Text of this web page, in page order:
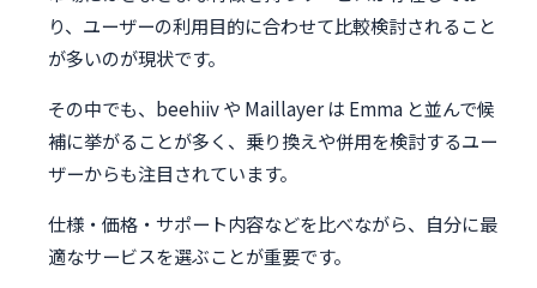
り、ユーザーの利用目的に合わせて比較検討されること
が多いのが現状です。
その中でも、beehiiv や Maillayer は Emma と並んで候
補に挙がることが多く、乗り換えや併用を検討するユー
ザーからも注目されています。
仕様・価格・サポート内容などを比べながら、自分に最
適なサービスを選ぶことが重要です。